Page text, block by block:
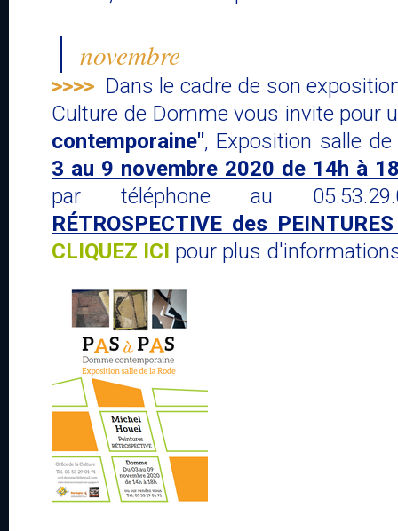
novembre
>>>> Dans le cadre de son
Culture de Domme vous invite pour
contemporaine", Exposition salle
3 au 9 novembre 2020 de 14h à
par téléphone au
RÉTROSPECTIVE des
CLIQUEZ ICI pour plus